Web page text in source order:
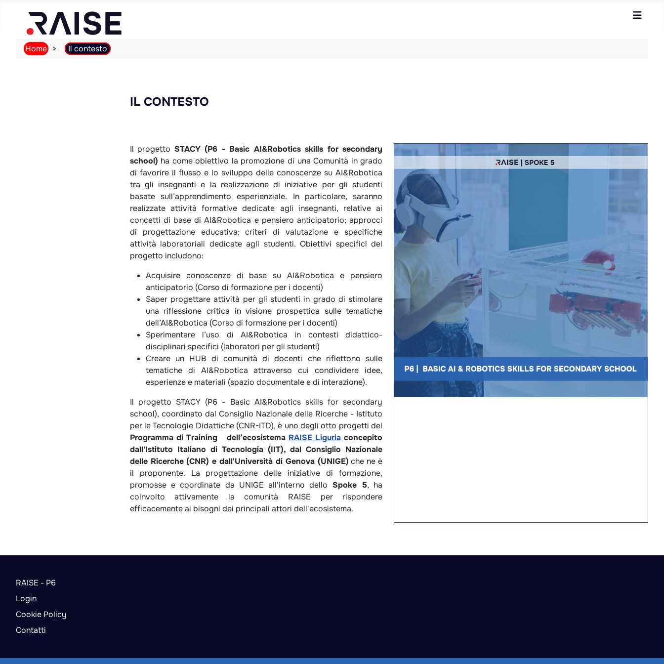
Home Il contesto
IL CONTESTO
Il progetto STACY (P6 - Basic AI&Robotics skills for secondary
school) ha come obiettivo la promozione di una Comunità in grado
di favorire il flusso e lo sviluppo delle conoscenze su AI&Robotica
tra gli insegnanti e la realizzazione di iniziative per gli studenti
basate sull’apprendimento esperienziale. In particolare, saranno
realizzate attività formative dedicate agli insegnanti, relative ai
concetti di base di AI&Robotica e pensiero anticipatorio; approcci
di progettazione educativa; criteri di valutazione e specifiche
attività laboratoriali dedicate agli studenti. Obiettivi specifici del
progetto includono:
Acquisire conoscenze di base su AI&Robotica e pensiero
anticipatorio (Corso di formazione per i docenti)
Saper progettare attività per gli studenti in grado di stimolare
una riflessione critica in visione prospettica sulle tematiche
dell’AI&Robotica (Corso di formazione per i docenti)
Sperimentare l’uso di AI&Robotica in contesti didattico-
disciplinari specifici (laboratori per gli studenti)
Creare un HUB di comunità di docenti che riflettono sulle
tematiche di AI&Robotica attraverso cui condividere idee,
esperienze e materiali (spazio documentale e di interazione).
Il progetto STACY (P6 - Basic AI&Robotics skills for secondary
school), coordinato dal Consiglio Nazionale delle Ricerche - Istituto
per le Tecnologie Didattiche (CNR-ITD), è uno degli otto progetti del
Programma di Training dell’ecosistema RAISE Liguriaconcepito
dall'Istituto Italiano di Tecnologia (IIT), dal Consiglio Nazionale
delle Ricerche (CNR) e dall'Università di Genova (UNIGE) che ne è
il proponente. La progettazione delle iniziative di formazione,
promosse e coordinate da UNIGE all'interno dello Spoke 5, ha
coinvolto attivamente la comunità RAISE per rispondere
efficacemente ai bisogni dei principali attori dell'ecosistema.
RAISE - P6
Login
Cookie Policy
Contatti